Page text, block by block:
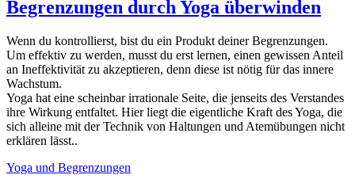
Begrenzungen durch Yoga überwinden
Wenn du kontrollierst, bist du ein Produkt deiner Begrenzungen.
Um effektiv zu werden, musst du erst lernen, einen gewissen Anteil
an Ineffektivität zu akzeptieren, denn diese ist nötig für das innere
Wachstum.
Yoga hat eine scheinbar irrationale Seite, die jenseits des Verstandes
ihre Wirkung entfaltet. Hier liegt die eigentliche Kraft des Yoga, die
sich alleine mit der Technik von Haltungen und Atemübungen nicht
erklären lässt..
Yoga und Begrenzungen